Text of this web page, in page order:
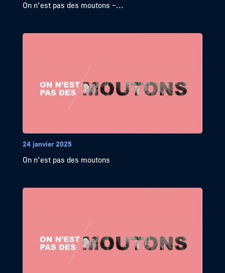
On n’est pas des moutons –...
24 janvier 2025
On n’est pas des moutons